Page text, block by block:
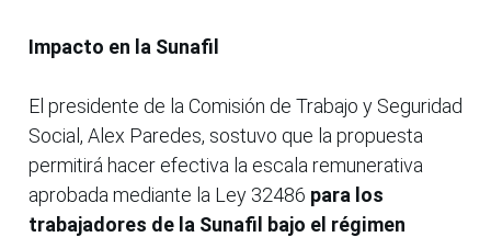
Impacto en la Sunafil
El presidente de la Comisión de Trabajo y Seguridad
Social, Alex Paredes, sostuvo que la propuesta
permitirá hacer efectiva la escala remunerativa
aprobada mediante la Ley 32486 para los
trabajadores de la Sunafil bajo el régimen